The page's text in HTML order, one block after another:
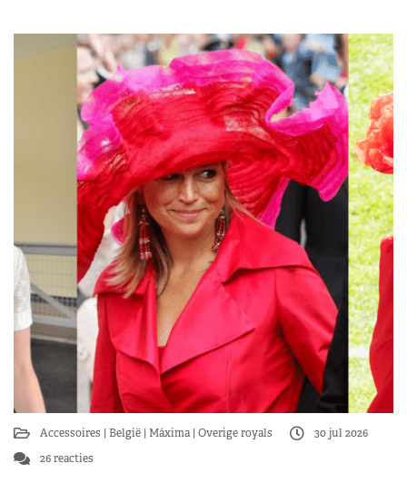
Accessoires België Máxima Overige royals
30 jul 2026
26 reacties